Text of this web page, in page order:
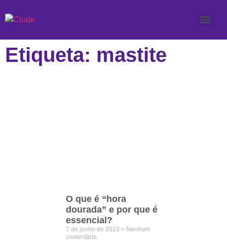
Etiqueta: mastite
O que é “hora
dourada” e por que é
essencial?
7 de junho de 2023
Nenhum
comentário